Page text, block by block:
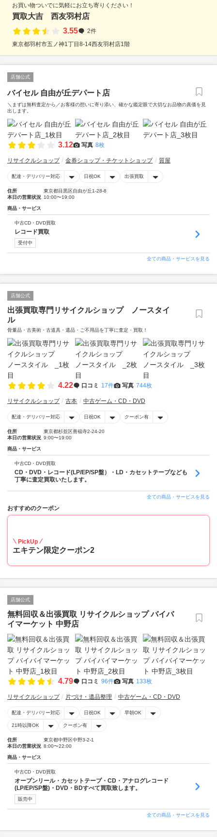
お買い物ついでに気軽にお立ち寄りください！
買取大吉 西友羽村店
3.55
2件
東京都羽村市五ノ神1丁目8-14西友羽村店1階
店舗公式
バイセル 自由が丘デパート店
＼まずは無料査定から／お客様の想いに寄り添い、確かな鑑定眼で大切なお品物の真価を見
出します。
3.12 写真 8枚
リサイクルショップ 金券ショップ・チケットショップ 質屋
配達・デリバリー対応 日祝OK 出張買取
住所
東京都目黒区自由が丘1-28-8
本日の営業状況 10:00〜19:00
商品・サービス
中古CD・DVD買取
レコード買取
受付中
全ての商品・サービスを見る
店舗公式
出張買取専門リサイクルショップ ノースタイ
ル
骨董品・古美術・古道具・遺品・ご不用品を丁寧に査定・買取！
4.22 口コミ 17件 写真 744枚
リサイクルショップ 古本 中古ゲーム・CD・DVD
配達・デリバリー対応 日祝OK クーポン有
住所
東京都杉並区善福寺2-24-20
本日の営業状況 9:00〜19:00
商品・サービス
中古CD・DVD買取
CD・DVD・レコード(LP/EP/SP盤）・LD・カセットテープなども
丁寧に査定買取いたします。
全ての商品・サービスを見る
おすすめのクーポン
PickUp
エキテン限定クーポン2
店舗公式
無料回収＆出張買取 リサイクルショップ バイバ
イマーケット 中野店
4.79 口コミ 96件 写真 133枚
リサイクルショップ 片づけ・遺品整理 中古ゲーム・CD・DVD
配達・デリバリー対応 日祝OK 早朝OK
21時以降OK クーポン有
住所
東京都中野区中野3-2-1
本日の営業状況 8:00〜22:00
商品・サービス
中古CD・DVD買取
オープンリール・カセットテープ・CD・アナログレコード
(LP/EP/SP盤)・DVD・BDすべて買取致します。
販売中
全ての商品・サービスを見る